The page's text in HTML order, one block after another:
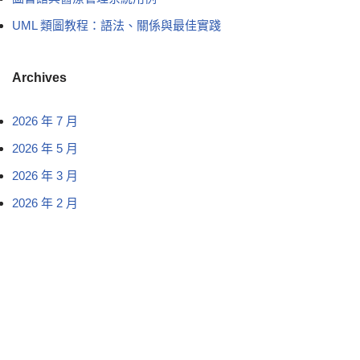
UML 類圖教程：語法、關係與最佳實踐
Archives
2026 年 7 月
2026 年 5 月
2026 年 3 月
2026 年 2 月